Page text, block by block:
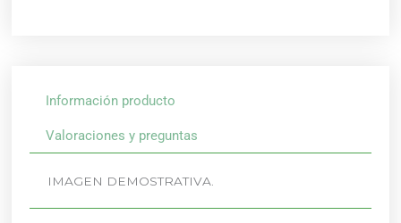
Información producto
Valoraciones y preguntas
IMAGEN DEMOSTRATIVA.